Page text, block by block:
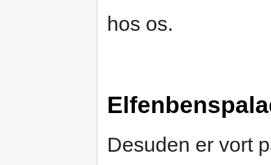
hos os.
Desuden er vort